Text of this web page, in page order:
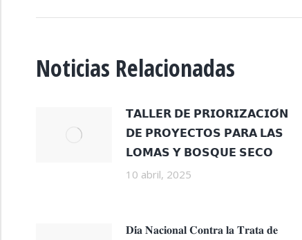
Noticias Relacionadas
𝗧𝗔𝗟𝗟𝗘𝗥 𝗗𝗘 𝗣𝗥𝗜𝗢𝗥𝗜𝗭𝗔𝗖𝗜𝗢́𝗡
𝗗𝗘 𝗣𝗥𝗢𝗬𝗘𝗖𝗧𝗢𝗦 𝗣𝗔𝗥𝗔 𝗟𝗔𝗦
𝗟𝗢𝗠𝗔𝗦 𝗬 𝗕𝗢𝗦𝗤𝗨𝗘 𝗦𝗘𝗖𝗢
10 abril, 2025
𝐃𝐢́𝐚 𝐍𝐚𝐜𝐢𝐨𝐧𝐚𝐥 𝐂𝐨𝐧𝐭𝐫𝐚 𝐥𝐚 𝐓𝐫𝐚𝐭𝐚 𝐝𝐞